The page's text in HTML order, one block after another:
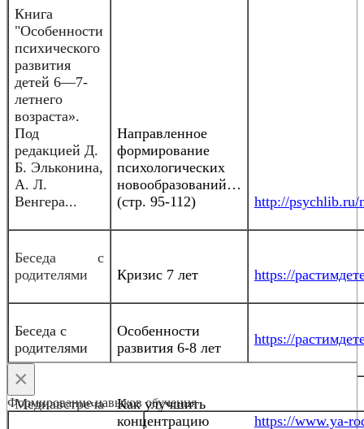
Книга
"Особенности
психического
развития
детей 6—7-
летнего
возраста».
Под
редакцией Д.
Б. Эльконина,
А. Л.
Венгера...
Направленное
формирование
психологических
новообразований…
(стр. 95-112)
http://psychlib.ru/
Беседа с
родителями
Кризис 7 лет https://
Беседа с
родителями
Особенности
развития 6-8 лет
https://
Медиавстреча
Как улучшить
концентрацию
https://www.ya-
×
Формирование навыков обучения